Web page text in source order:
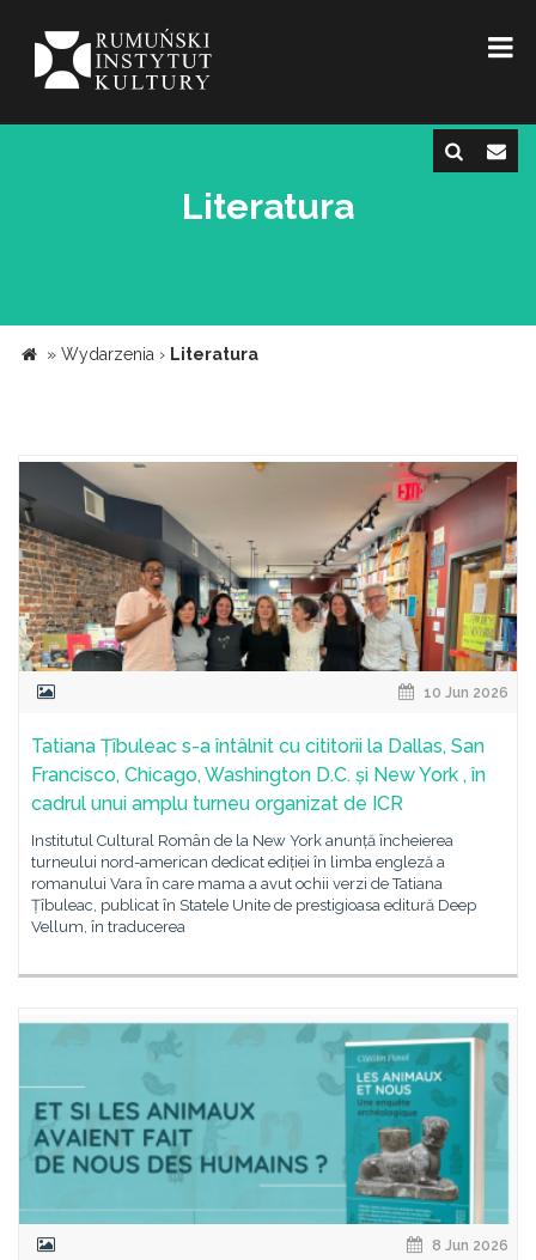
Literatura
» Wydarzenia › Literatura
10 Jun 2026
Tatiana Țîbuleac s-a întâlnit cu cititorii la Dallas, San
Francisco, Chicago, Washington D.C. și New York , în
cadrul unui amplu turneu organizat de ICR
Institutul Cultural Român de la New York anunță încheierea
turneului nord-american dedicat ediției în limba engleză a
romanului Vara în care mama a avut ochii verzi de Tatiana
Țîbuleac, publicat în Statele Unite de prestigioasa editură Deep
Vellum, în traducerea
8 Jun 2026